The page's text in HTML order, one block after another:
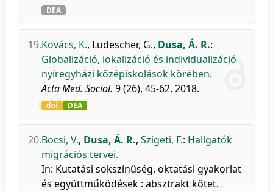
DEA
19.Kovács, K., Ludescher, G., Dusa, Á. R.:
Globalizáció, lokalizáció és individualizáció
nyíregyházi középiskolások körében.
Acta Med. Sociol. 9 (26), 45-62, 2018.
doi DEA
20.Bocsi, V., Dusa, Á. R., Szigeti, F.: Hallgatók
migrációs tervei.
In: Kutatási sokszínűség, oktatási gyakorlat
és együttműködések : absztrakt kötet.